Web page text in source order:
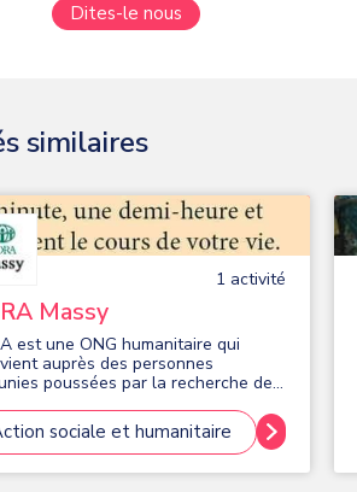
Dites-le nous
similaires
1 activité
Massy
est une ONG humanitaire qui
auprès des personnes
la recherche de
agent de
pour un monde plus juste.
travailleurs ADRA agissent en faveur
sans distinction
sociale et humanitaire